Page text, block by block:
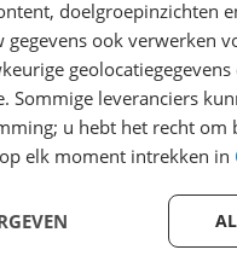
doelgroepinzichten
gegevens ook verwerken
Sommige leveranciers
u hebt het recht om
elk moment intrekken in